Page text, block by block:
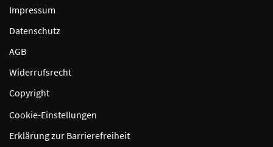
Impressum
Datenschutz
AGB
Widerrufsrecht
Copyright
Cookie-Einstellungen
Erklärung zur Barrierefreiheit